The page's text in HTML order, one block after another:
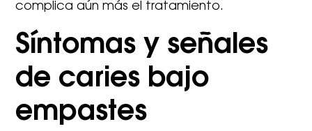
complica aún más el tratamiento.
Síntomas y señales
de caries bajo
empastes